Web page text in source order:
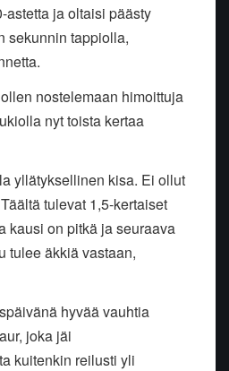
astetta ja oltaisi päästy
sekunnin tappiolla,
nostelemaan himoittuja
nyt toista kertaa
yllätyksellinen kisa. Ei ollut
tulevat 1,5-kertaiset
kausi on pitkä ja seuraava
tulee äkkiä vastaan,
hyvää vauhtia
joka jäi
kuitenkin reilusti yli